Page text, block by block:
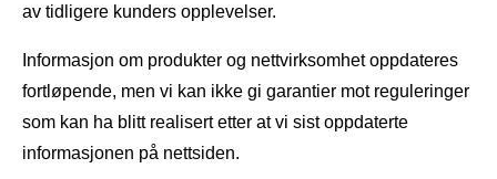
av tidligere kunders opplevelser.
Informasjon om produkter og nettvirksomhet oppdateres
fortløpende, men vi kan ikke gi garantier mot reguleringer
som kan ha blitt realisert etter at vi sist oppdaterte
informasjonen på nettsiden.